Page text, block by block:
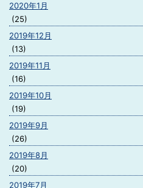
2020年1月
(25)
2019年12月
(13)
2019年11月
(16)
2019年10月
(19)
2019年9月
(26)
2019年8月
(20)
2019年7月